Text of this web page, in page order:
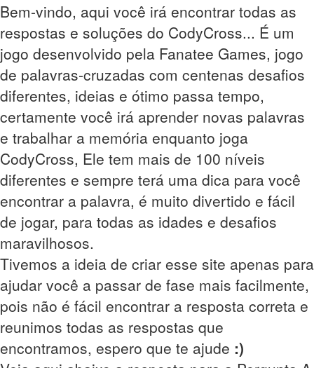
Bem-vindo, aqui você irá encontrar todas as
respostas e soluções do CodyCross... É um
jogo desenvolvido pela Fanatee Games, jogo
de palavras-cruzadas com centenas desafios
diferentes, ideias e ótimo passa tempo,
certamente você irá aprender novas palavras
e trabalhar a memória enquanto joga
CodyCross, Ele tem mais de 100 níveis
diferentes e sempre terá uma dica para você
encontrar a palavra, é muito divertido e fácil
de jogar, para todas as idades e desafios
maravilhosos.
Tivemos a ideia de criar esse site apenas para
ajudar você a passar de fase mais facilmente,
pois não é fácil encontrar a resposta correta e
reunimos todas as respostas que
encontramos, espero que te ajude :)